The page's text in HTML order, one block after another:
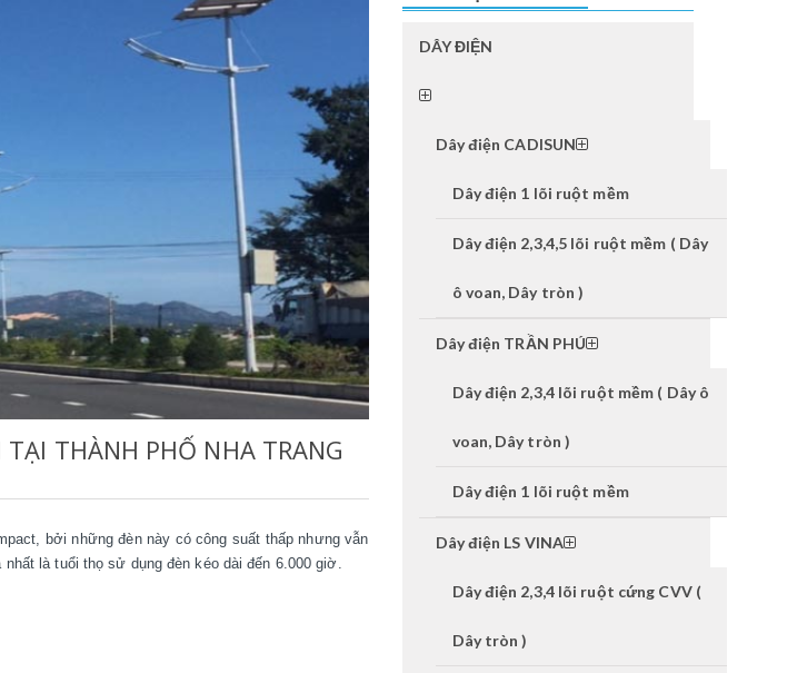
THÀNH PHỐ NHA TRANG
bởi những đèn này có công suất thấp nhưng vẫn
là tuổi thọ sử dụng đèn kéo dài đến 6.000 giờ.
DÂY ĐIỆN
Dây điện CADISUN
Dây điện 1 lõi ruột mềm
Dây điện 2,3,4,5 lõi ruột mềm ( Dây
ô voan, Dây tròn )
Dây điện TRẦN PHÚ
Dây điện 2,3,4 lõi ruột mềm ( Dây ô
voan, Dây tròn )
Dây điện 1 lõi ruột mềm
Dây điện LS VINA
Dây điện 2,3,4 lõi ruột cứng CVV (
Dây tròn )